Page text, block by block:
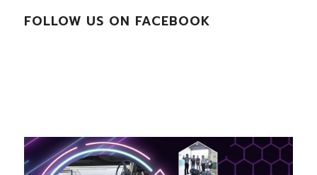
FOLLOW US ON FACEBOOK